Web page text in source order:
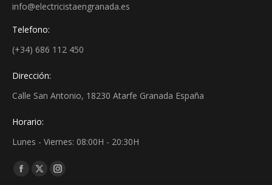
info@electricistaengranada.es
Telefono:
(+34) 686 112 450
Dirección:
Calle San Antonio, 18230 Atarfe Granada España
Horario:
Lunes - Viernes: 08:00H - 20:30H
Find us on:
Facebook
X Instagram